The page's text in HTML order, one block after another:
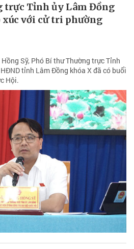
trực Tỉnh ủy Lâm Đồng
xúc với cử tri phường
Sỹ, Phó Bí thư Thường trực Tỉnh
tỉnh Lâm Đồng khóa X đã có buổi
Hội.